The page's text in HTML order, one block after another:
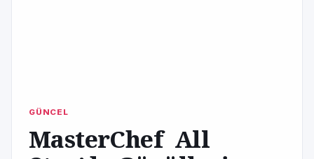
GÜNCEL
MasterChef All